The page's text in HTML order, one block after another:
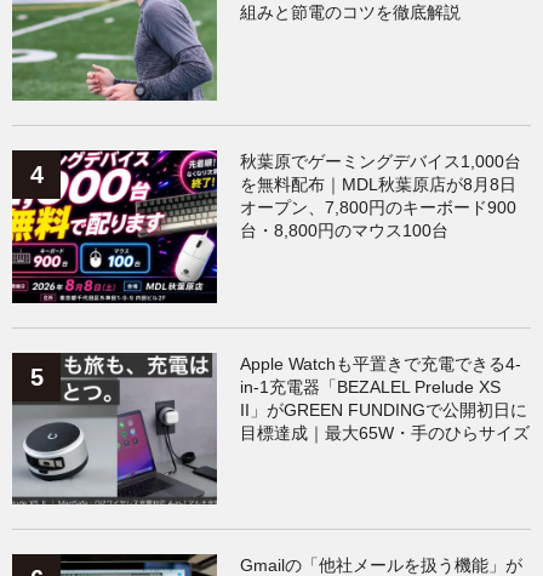
組みと節電のコツを徹底解説
秋葉原でゲーミングデバイス1,000台
を無料配布｜MDL秋葉原店が8月8日
オープン、7,800円のキーボード900
台・8,800円のマウス100台
Apple Watchも平置きで充電できる4-
in-1充電器「BEZALEL Prelude XS
II」がGREEN FUNDINGで公開初日に
目標達成｜最大65W・手のひらサイズ
Gmailの「他社メールを扱う機能」が